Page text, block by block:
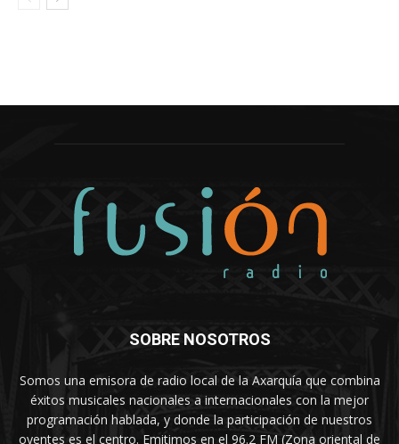
SOBRE NOSOTROS
Somos una emisora de radio local de la Axarquía que combina
éxitos musicales nacionales a internacionales con la mejor
programación hablada, y donde la participación de nuestros
oyentes es el centro. Emitimos en el 96.2 FM (Zona oriental de